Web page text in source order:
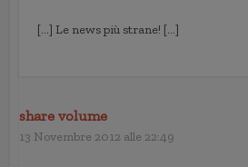
[…] Le news più strane! […]
share volume
13 Novembre 2012 alle 22:49